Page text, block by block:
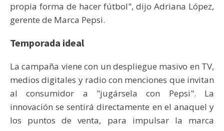
propia forma de hacer fútbol", dijo Adriana López,
gerente de Marca Pepsi.
Temporada ideal
La campaña viene con un despliegue masivo en TV,
medios digitales y radio con menciones que invitan
al consumidor a "jugársela con Pepsi". La
innovación se sentirá directamente en el anaquel y
los puntos de venta, para impulsar la marca